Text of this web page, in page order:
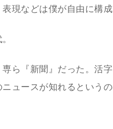
現などは僕が自由に構成
ら『新聞』だった。活
ュースが知れるという